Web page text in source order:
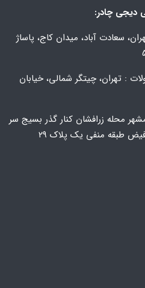
دیجی چادر:
سعادت آباد، میدان کاج، پاساژ
: تهران، چیتگر شمالی، خیابان
محله زرافشان کنار گذر بسیج سر
طبقه منفی یک پلاک ۲۹